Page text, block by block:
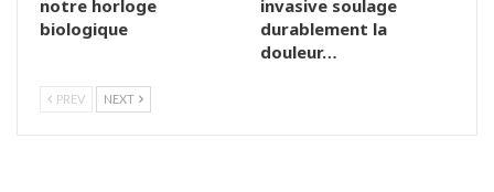
notre horloge
biologique
invasive soulage
durablement la
douleur…
PREV NEXT